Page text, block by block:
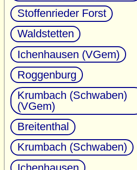
Stoffenrieder Forst
Waldstetten
Ichenhausen (VGem)
Roggenburg
Krumbach (Schwaben)
(VGem)
Breitenthal
Krumbach (Schwaben)